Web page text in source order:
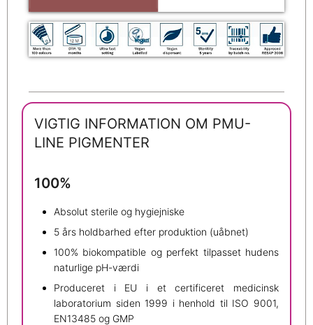
VIGTIG INFORMATION OM PMU-
LINE PIGMENTER
100%
Absolut sterile og hygiejniske
5 års holdbarhed efter produktion (uåbnet)
100% biokompatible og perfekt tilpasset hudens
naturlige pH-værdi
Produceret i EU i et certificeret medicinsk
laboratorium siden 1999 i henhold til ISO 9001,
EN13485 og GMP